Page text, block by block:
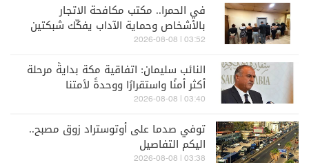
في الحمرا.. مكتب مكافحة الاتجار
بالأشخاص وحماية الآداب يفكّك شبكتين
منظّمتين للدعارة ويوقف متورطين
03:52 | 2026-08-08
النائب سليمان: اتفاقية مكة بدايةً مرحلة
أكثر أمنًا واستقرارًا ووحدةً لأمتنا
03:40 | 2026-08-08
توفي صدما على أوتوستراد زوق مصبح..
اليكم التفاصيل
03:38 | 2026-08-08